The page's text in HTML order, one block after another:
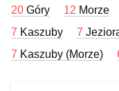
20 Góry 12 Morze
7 Kaszuby 7
7 Kaszuby (Morze)